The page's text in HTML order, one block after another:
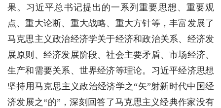
果。习近平总书记提出的一系列重要思想、重要观
点、重大论断、重大战略、重大方针等，丰富发展了
马克思主义政治经济学关于经济和政治关系、经济发
展原则、经济发展阶段、社会主要矛盾、市场经济、
生产和需要关系、世界经济等理论。习近平经济思想
坚持用马克思主义政治经济学之“矢”射新时代中国经
济发展之“的”，深刻回答了马克思主义经典作家没有